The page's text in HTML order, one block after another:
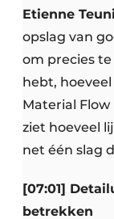
Etienne
opslag van
om precies
hebt,
Material
ziet hoeveel
net één slag
[07:01]
betrekken